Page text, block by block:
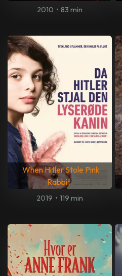
2010 • 83 min
When Hitler Stole Pink
Rabbit
2019 • 119 min